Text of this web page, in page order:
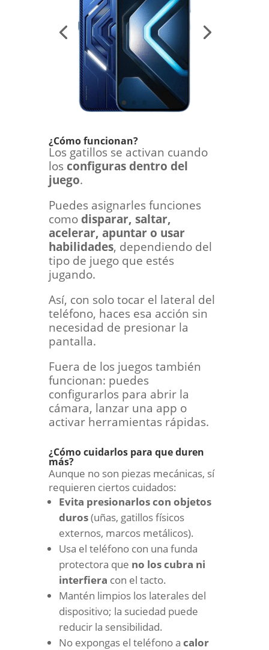
¿Cómo funcionan?
Los gatillos se activan cuando
los configuras dentro del
juego.
Puedes asignarles funciones
como disparar, saltar,
acelerar, apuntar o usar
habilidades, dependiendo del
tipo de juego que estés
jugando.
Así, con solo tocar el lateral del
teléfono, haces esa acción sin
necesidad de presionar la
pantalla.
Fuera de los juegos también
funcionan: puedes
configurarlos para abrir la
cámara, lanzar una app o
activar herramientas rápidas.
¿Cómo cuidarlos para que duren
más?
Aunque no son piezas mecánicas, sí
requieren ciertos cuidados:
Evita presionarlos con objetos
duros(uñas, gatillos físicos
externos, marcos metálicos).
Usa el teléfono con una funda
protectora que no los cubra ni
interfiera con el tacto.
Mantén limpios los laterales del
dispositivo; la suciedad puede
reducir la sensibilidad.
No expongas el teléfono a calor